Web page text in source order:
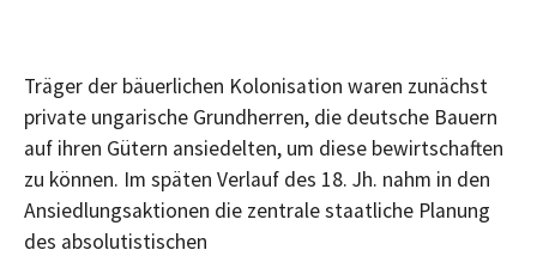
Träger der bäuerlichen Kolonisation waren zunächst
private ungarische Grundherren, die deutsche Bauern
auf ihren Gütern ansiedelten, um diese bewirtschaften
zu können. Im späten Verlauf des 18. Jh. nahm in den
Ansiedlungsaktionen die zentrale staatliche Planung
des absolutistischen